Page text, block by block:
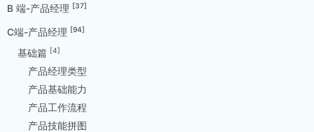
B 端-产品经理 [37]
C端-产品经理 [94]
基础篇 [4]
产品经理类型
产品基础能力
产品工作流程
产品技能拼图